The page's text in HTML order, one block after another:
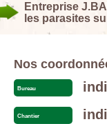
Entreprise
les parasites
Nos
Bureau
Chantier